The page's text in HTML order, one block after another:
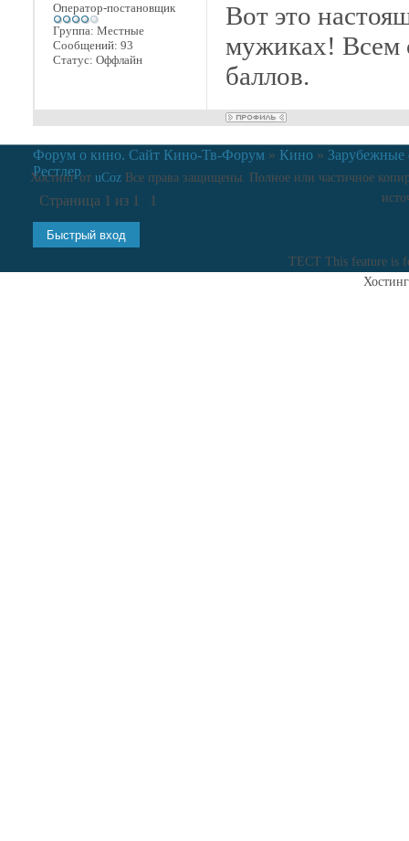
Оператор-постановщик
Группа: Местные
Сообщений: 93
Статус: Оффлайн
Вот это
мужиках! Всем
баллов.
Форум о кино. Сайт Кино-Тв-Форум » Кино »
Рестлер
Страница 1 из 1 1
ТЕСТ This feature is
Хостинг от uCozВсе права защищены. Полное или частичное